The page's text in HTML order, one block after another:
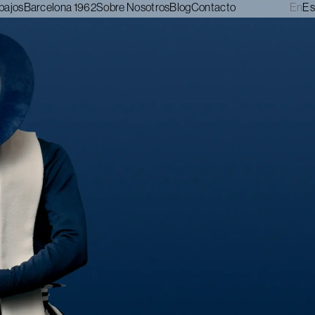
Barcelona 1962Sobre NosotrosBlogContacto Es
En